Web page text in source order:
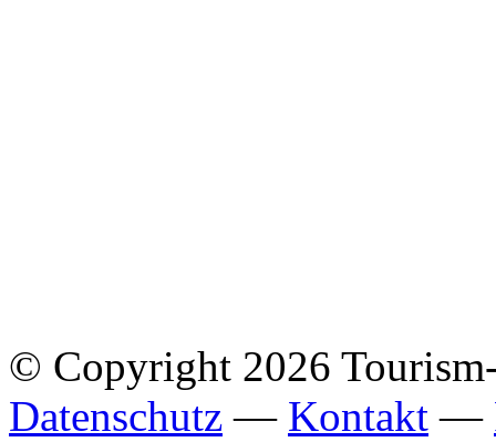
© Copyright 2026
Datenschutz — Kontakt —